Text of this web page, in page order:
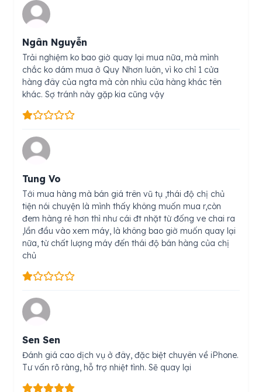
Ngân Nguyễn
Trải nghiệm ko bao giờ quay lại mua nữa, mà mình
chắc ko dám mua ở Quy Nhơn luôn, vì ko chỉ 1 cửa
hàng đây của ngta mà còn nhìu cửa hàng khác tên
khác. Sợ tránh này gặp kia cũng vậy
Tung Vo
Tới mua hàng mà bán giá trên vũ tụ ,thái độ chị chủ
tiện nói chuyện là mình thấy không muốn mua r,còn
đem hàng rẻ hơn thì như cái đt nhặt từ đống ve chai ra
,lần đầu vào xem máy, là không bao giờ muốn quay lại
nữa, từ chất lượng máy đến thái độ bán hàng của chị
chủ
Sen Sen
Đánh giá cao dịch vụ ở đây, đặc biệt chuyên về iPhone.
Tư vấn rõ ràng, hỗ trợ nhiệt tình. Sẽ quay lại